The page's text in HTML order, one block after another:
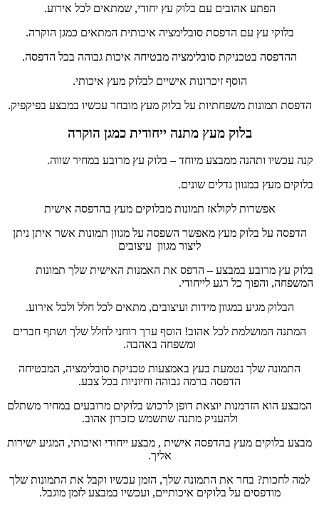
הפתע אהובים עם בלוק עץ יחודי, שמתאים לכל אירוע.
בלוקי עץ עם הדפסת סובלימציה איכותית המתאים כמגן הוקרה.
ההדפסה בטכניקת סובלימציה מבטיחה איכות גבוהה בכל הדפסה.
הוסף זיכרונות אישיים לבלוק מעץ איכותי.
הדפסת תמונות משפחתיות על בלוק מעץ מובחר עכשיו במבצע בפיקפיק.
בלוק מעץ מתנה ייחודית כמגן הוקרה
קנה עכשיו ותהנה ממבצע מיוחד – בלוק עץ מרובע במחיר שווה.
בלוקים מעץ במגוון גדלים שונים.
אפשרות לקולאז תמונות מבלוקים מעץ בהדפסה אישית
הדפסה על בלוק מעץ מאפשר השפסה על מגוון תמונות אשר איתן ניתן
ליצור מגוון עיצובים
בלוק עץ מרובע במבצע – הדפס את האמנות האישית שלך תמונות
המשפחה, והפוך כל רגע לייחודי.
הבלוק מגיע במגוון מידות ועיצובים, מתאים לכל חלל ולכל אירוע.
המתנה המושלמת לכל אהוב! הוסף ערך רוחני לחלל שלך ושתף חברים
ומשפחה באהבה.
התמונה שלך נטמעת בעץ באמצעות טכניקת סובלימציה, המבטיחה
הדפסה ברמה גבוהה וחיוניות בכל צבע.
המבצע הוא הזדמנות יוצאת דופן לרכוש בלוקים מרובעים במחיר משתלם
ולהעניק מתנה שתשמש כזכרון אהוב.
מבצע בלוקים מעץ בהדפסה אישית , מבצע ייחודי ואיכותי, המגיע ישירות
אליך.
למה לחכות? בחר את התמונה שלך, הזמן עכשיו וקבל את התמונות שלך
מודפסים על בלוקים איכותיים, ועכשיו במבצע לזמן מוגבל.